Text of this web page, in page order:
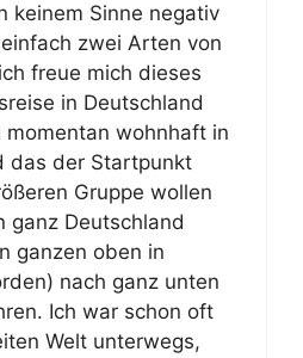
keinem Sinne negativ
zwei Arten von
freue mich dieses
in Deutschland
momentan wohnhaft in
das der Startpunkt
Gruppe wollen
ganz Deutschland
ganzen oben in
nach ganz unten
Ich war schon oft
Welt unterwegs,